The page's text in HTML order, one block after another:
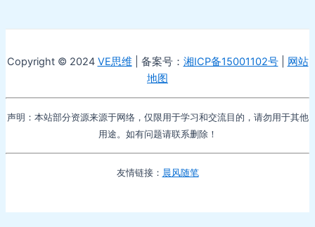
Copyright © 2024 VE思维 | 备案号： 湘ICP备15001102号| 网站
地图
声明：本站部分资源来源于网络，仅限用于学习和交流目的，请勿用于其他
用途。如有问题请联系删除！
友情链接： 晨风随笔